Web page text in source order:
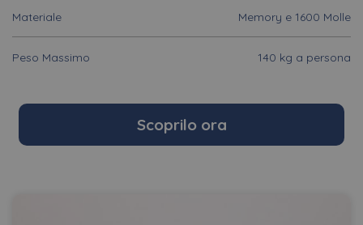
Materiale Memory e 1600 Molle
Peso Massimo 140 kg a persona
Scoprilo ora